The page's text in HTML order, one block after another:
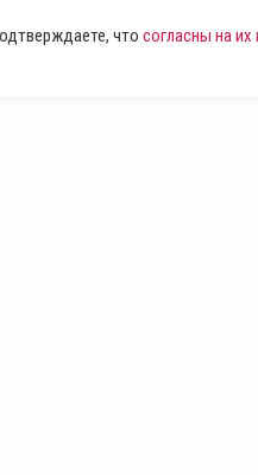
что согласны на их